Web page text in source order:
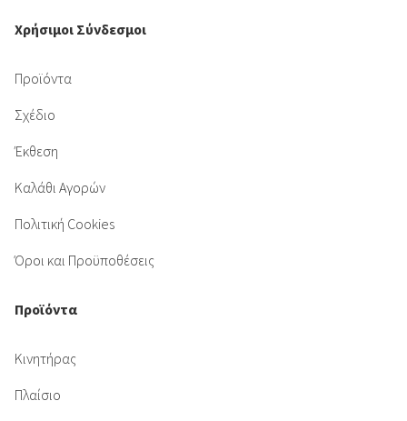
Χρήσιμοι Σύνδεσμοι
Προϊόντα
Σχέδιο
Έκθεση
Καλάθι Αγορών
Πολιτική Cookies
Όροι και Προϋποθέσεις
Προϊόντα
Κινητήρας
Πλαίσιο